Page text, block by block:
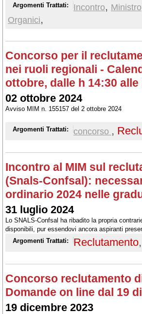
Argomenti Trattati:
Incontro, Ministro
Organici,
Concorso per il
nei ruoli regionali -
ottobre, dalle h 14:30 alle
02 ottobre 2024
Avviso MIM n. 155157 del 2 ottobre 2024
Argomenti Trattati: concorso ,
Incontro al MIM sul
(Snals-Confsal):
ordinario 2024 nelle
31 luglio 2024
Lo SNALS-Confsal ha ribadito la propria
disponibili, pur essendovi ancora aspiranti
Argomenti Trattati:
Reclutamento,
Concorso reclutamento
Domande on line dal 19
19 dicembre 2023